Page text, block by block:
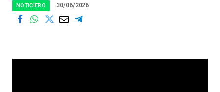
NOTICIERO 30/06/2026